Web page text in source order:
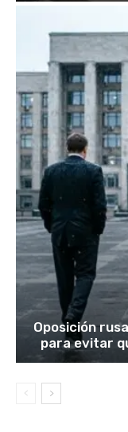
Oposición
para evitar